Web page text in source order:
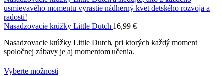
Nasadzovacie krúžky Little Dutch 16,99 €
Nasadzovacie krúžky Little Dutch, pri ktorých každý moment
spoločnej zábavy je aj momentom učenia.
Vyberte možnosti